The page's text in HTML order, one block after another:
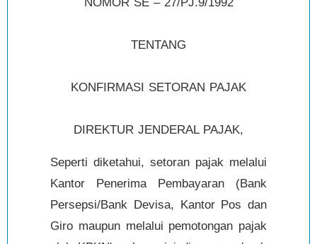
TENTANG
KONFIRMASI SETORAN PAJAK
DIREKTUR JENDERAL PAJAK,
Seperti diketahui, setoran pajak melalui
Kantor Penerima Pembayaran (Bank
Persepsi/Bank Devisa, Kantor Pos dan
Giro maupun melalui pemotongan pajak